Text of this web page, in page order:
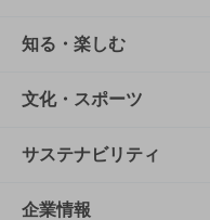
商品TOP
商品一覧
商品発売情報
栄養成分一覧
知る・楽しむ
知る・楽しむTOP
キャンペーン
工場見学
文化・スポーツ
文化・スポーツTOP
サントリーホール
サステナビリティ
サステナビリティTOP
企業情報